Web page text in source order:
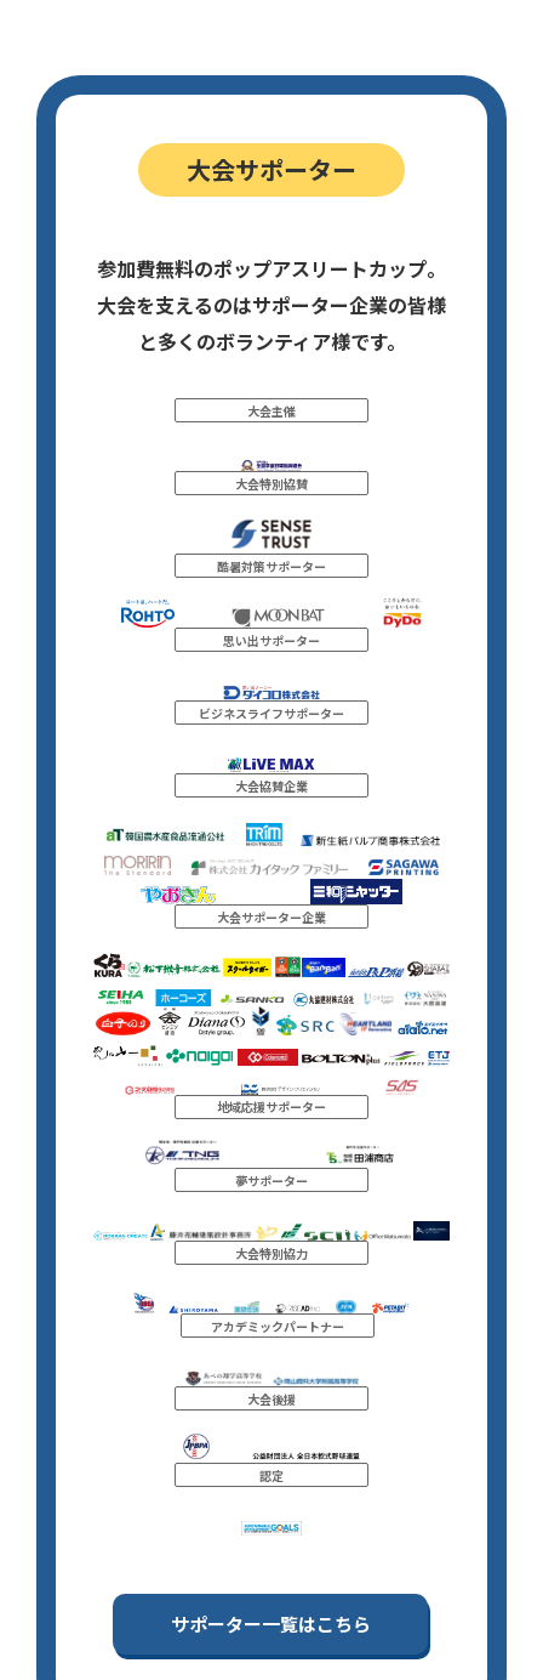
大会サポーター
参加費無料のポップアスリートカップ。
大会を支えるのはサポーター企業の皆様
と多くのボランティア様です。
大会主催
大会特別協賛
酷暑対策サポーター
思い出サポーター
ビジネスライフサポーター
大会協賛企業
大会サポーター企業
地域応援サポーター
夢サポーター
大会特別協力
アカデミックパートナー
大会後援
認定
サポーター一覧はこちら